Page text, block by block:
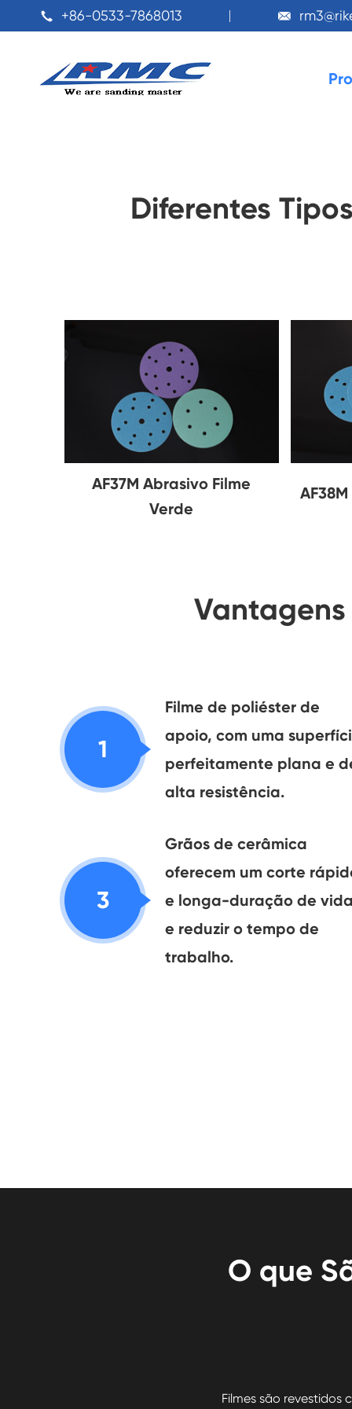
 +86-0533-7868013 
Diferentes
AF37M Abrasivo Filme
Verde
Vantagens
1
Filme de poliéster de
apoio, com uma
perfeitamente plana e
alta resistência.
3
Grãos de cerâmica
oferecem um corte
e longa-duração de
e reduzir o tempo de
trabalho.
O que
Filmes são revestidos